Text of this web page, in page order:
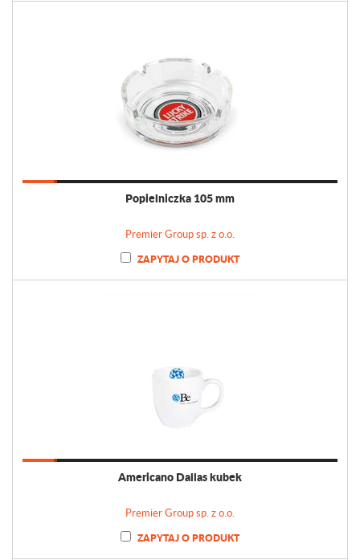
Popielniczka 105 mm
Premier Group sp. z o.o.
ZAPYTAJ O PRODUKT
Americano Dallas kubek
Premier Group sp. z o.o.
ZAPYTAJ O PRODUKT